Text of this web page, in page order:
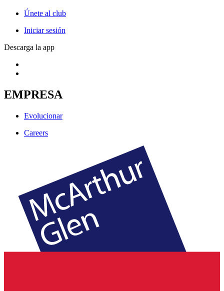
Únete al club
Iniciar sesión
Descarga la app
EMPRESA
Evolucionar
Careers